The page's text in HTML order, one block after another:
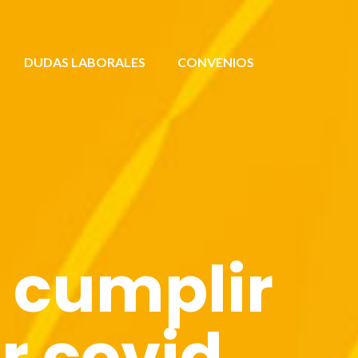
DUDAS LABORALES CONVENIOS
cumplir